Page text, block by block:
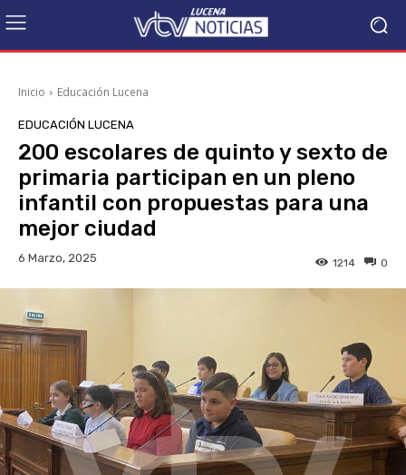
Inicio Educación Lucena
EDUCACIÓN LUCENA
200 escolares de quinto y sexto de
primaria participan en un pleno
infantil con propuestas para una
mejor ciudad
6 Marzo, 2025 0
1214